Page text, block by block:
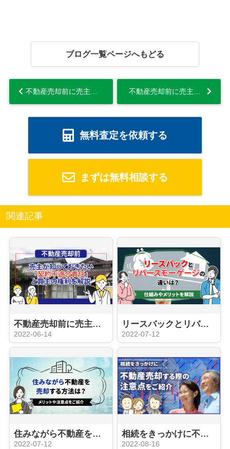
ブログ一覧ページへもどる
無料査定を依頼する
まずは無料相談する
関連記事
不動産売却前に売主が知っておきたい「契約不適合責任」と買主の権利を解説
2022-06-14
リースバックとリバースモーゲージの違いは？仕組みやメリットを解説
2022-07-12
住みながら不動産を売却する方法は？メリットや注意点をご紹介
2022-07-12
相続をきっかけに不動産売却する際の注意点をご紹介
2022-08-16